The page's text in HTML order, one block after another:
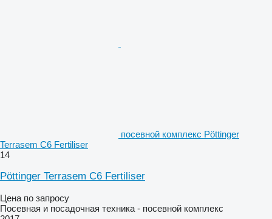
посевной комплекс Pöttinger
Terrasem C6 Fertiliser
14
Pöttinger Terrasem C6 Fertiliser
Цена по запросу
Посевная и посадочная техника - посевной комплекс